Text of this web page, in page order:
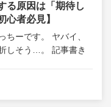
る原因は「期待し
心者必見】
ちーです。 ヤバイ、
しそう…。 記事書き